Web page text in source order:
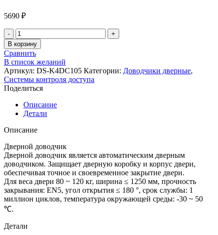
5690 ₽
В корзину
Сравнить
В список желаний
Артикул: DS-K4DC105 Категории: Доводчики дверные,
Системы контроля доступа
Поделиться
Описание
Детали
Описание
Дверной доводчик
Дверной доводчик является автоматическим дверным
доводчиком. Защищает дверную коробку и корпус двери,
обеспечивая точное и своевременное закрытие двери.
Для веса двери 80 ~ 120 кг, ширина ≤ 1250 мм, прочность
закрывания: EN5, угол открытия ≤ 180 °, срок службы: 1
миллион циклов, температура окружающей среды: -30 ~ 50
℃.
Детали